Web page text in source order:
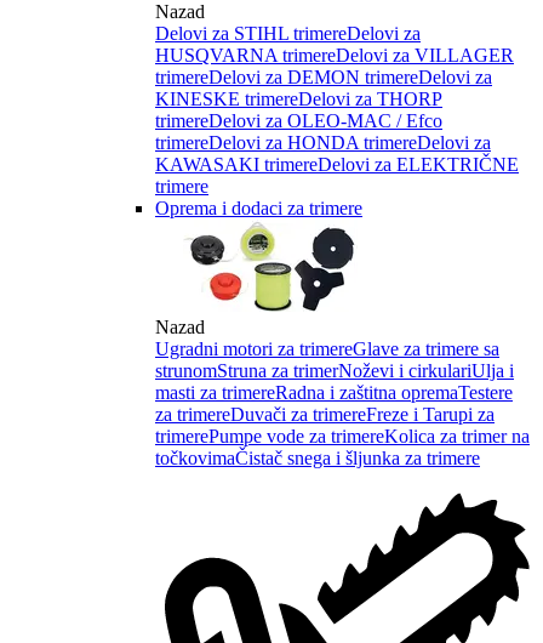
Nazad
Delovi za STIHL trimereDelovi za
HUSQVARNA trimereDelovi za VILLAGER
trimereDelovi za DEMON trimereDelovi za
KINESKE trimereDelovi za THORP
trimereDelovi za OLEO-MAC / Efco
trimereDelovi za HONDA trimereDelovi za
KAWASAKI trimereDelovi za ELEKTRIČNE
trimere
Oprema i dodaci za trimere
Nazad
Ugradni motori za trimereGlave za trimere sa
strunomStruna za trimerNoževi i cirkulariUlja i
masti za trimereRadna i zaštitna opremaTestere
za trimereDuvači za trimereFreze i Tarupi za
trimerePumpe vode za trimereKolica za trimer na
točkovimaČistač snega i šljunka za trimere